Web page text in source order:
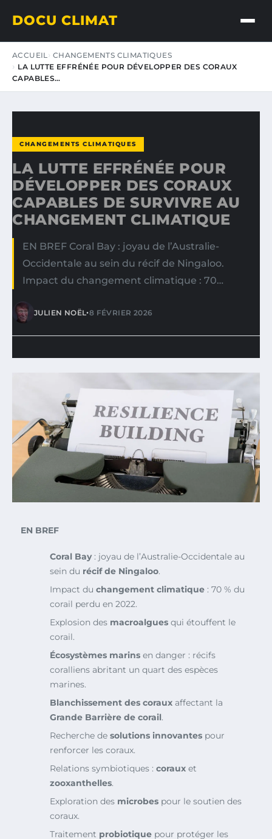
DOCU CLIMAT
ACCUEIL CHANGEMENTS CLIMATIQUES
LA LUTTE EFFRÉNÉE POUR DÉVELOPPER DES CORAUX
CAPABLES…
CHANGEMENTS CLIMATIQUES
LA LUTTE EFFRÉNÉE POUR
DÉVELOPPER DES CORAUX
CAPABLES DE SURVIVRE AU
CHANGEMENT CLIMATIQUE
EN BREF Coral Bay : joyau de l’Australie-
Occidentale au sein du récif de Ningaloo.
Impact du changement climatique : 70…
JULIEN NOËL•8 FÉVRIER 2026
EN BREF
Coral Bay: joyau de l’Australie-Occidentale au
sein du récif de Ningaloo.
Impact du changement climatique : 70 % du
corail perdu en 2022.
Explosion des macroalgues qui étouffent le
corail.
Écosystèmes marins en danger : récifs
coralliens abritant un quart des espèces
marines.
Blanchissement des coraux affectant la
Grande Barrière de corail.
Recherche de solutions innovantes pour
renforcer les coraux.
Relations symbiotiques : coraux et
zooxanthelles.
Exploration des microbes pour le soutien des
coraux.
Traitement probiotique pour protéger les